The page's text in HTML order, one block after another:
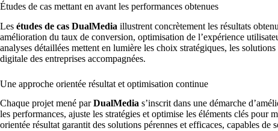
Études de cas mettant en avant les performances obtenues
Les études de cas DualMedia illustrent concrètement les résultats
amélioration du taux de conversion, optimisation de l’expérience
analyses détaillées mettent en lumière les choix stratégiques, les
digitale des entreprises accompagnées.
Une approche orientée résultat et optimisation continue
Chaque projet mené parDualMedia s’inscrit dans une démarche
les performances, ajuste les stratégies et optimise les éléments clés
orientée résultat garantit des solutions pérennes et efficaces, capables